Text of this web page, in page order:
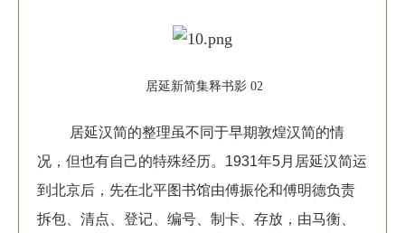
居延新简集释书影 02
居延汉简的整理虽不同于早期敦煌汉简的情
况，但也有自己的特殊经历。1931年5月居延汉简运
到北京后，先在北平图书馆由傅振伦和傅明德负责
拆包、清点、登记、编号、制卡、存放，由马衡、